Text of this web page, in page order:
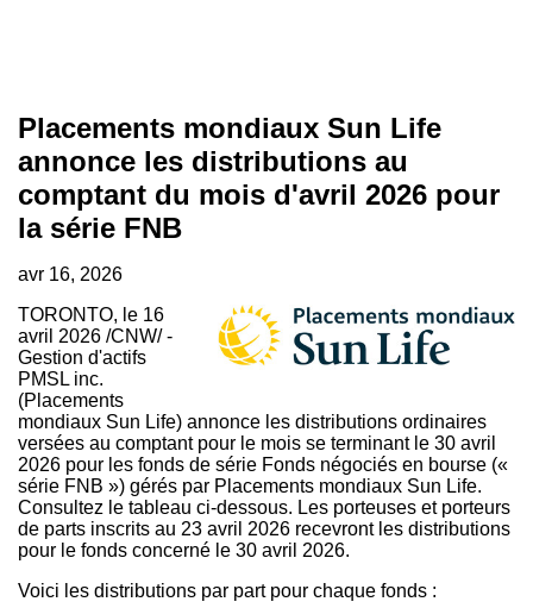
Placements mondiaux Sun Life
annonce les distributions au
comptant du mois d'avril 2026 pour
la série FNB
avr 16, 2026
TORONTO, le 16
avril 2026 /CNW/ -
Gestion d'actifs
PMSL inc.
(Placements
mondiaux Sun Life) annonce les distributions ordinaires
versées au comptant pour le mois se terminant le 30 avril
2026 pour les fonds de série Fonds négociés en bourse («
série FNB ») gérés par Placements mondiaux Sun Life.
Consultez le tableau ci-dessous. Les porteuses et porteurs
de parts inscrits au 23 avril 2026 recevront les distributions
pour le fonds concerné le 30 avril 2026.
Voici les distributions par part pour chaque fonds :